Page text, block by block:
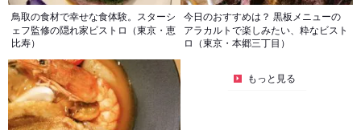
鳥取の食材で幸せな食体験。スターシ
ェフ監修の隠れ家ビストロ（東京・恵
比寿）
今日のおすすめは？ 黒板メニューの
アラカルトで楽しみたい、粋なビスト
ロ（東京・本郷三丁目）
もっと見る